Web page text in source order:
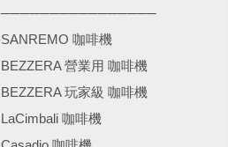
────────────────
SANREMO 咖啡機
BEZZERA 營業用 咖啡機
BEZZERA 玩家級 咖啡機
LaCimbali 咖啡機